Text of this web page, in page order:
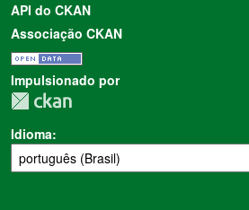
API do CKAN
Associação CKAN
Impulsionado por
Idioma